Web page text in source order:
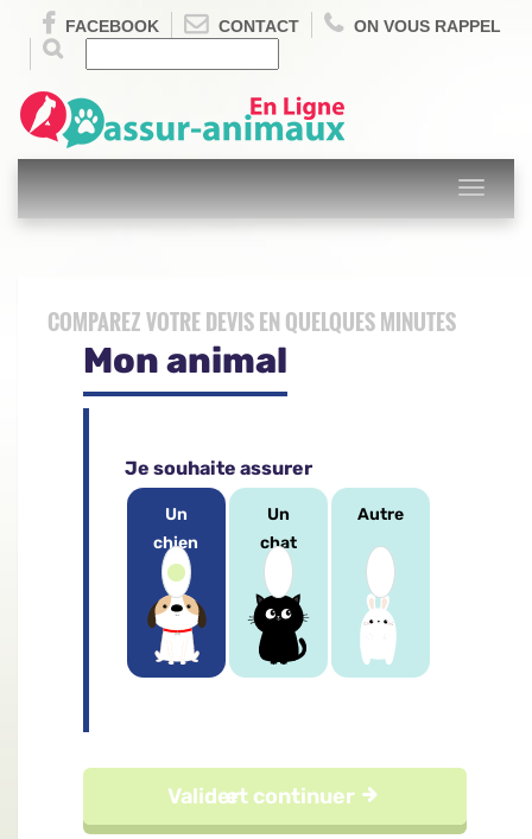
FACEBOOK CONTACT ON VOUS RAPPEL
Toggle
COMPAREZ VOTRE DEVIS EN QUELQUES MINUTES